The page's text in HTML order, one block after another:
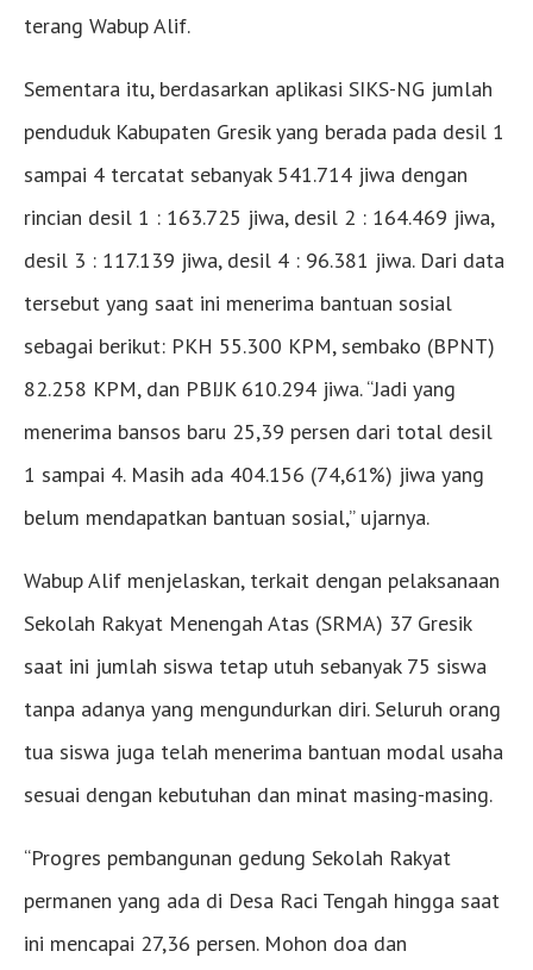
terang Wabup Alif.
Sementara itu, berdasarkan aplikasi SIKS-NG jumlah
penduduk Kabupaten Gresik yang berada pada desil 1
sampai 4 tercatat sebanyak 541.714 jiwa dengan
rincian desil 1 : 163.725 jiwa, desil 2 : 164.469 jiwa,
desil 3 : 117.139 jiwa, desil 4 : 96.381 jiwa. Dari data
tersebut yang saat ini menerima bantuan sosial
sebagai berikut: PKH 55.300 KPM, sembako (BPNT)
82.258 KPM, dan PBIJK 610.294 jiwa. “Jadi yang
menerima bansos baru 25,39 persen dari total desil
1 sampai 4. Masih ada 404.156 (74,61%) jiwa yang
belum mendapatkan bantuan sosial,” ujarnya.
Wabup Alif menjelaskan, terkait dengan pelaksanaan
Sekolah Rakyat Menengah Atas (SRMA) 37 Gresik
saat ini jumlah siswa tetap utuh sebanyak 75 siswa
tanpa adanya yang mengundurkan diri. Seluruh orang
tua siswa juga telah menerima bantuan modal usaha
sesuai dengan kebutuhan dan minat masing-masing.
“Progres pembangunan gedung Sekolah Rakyat
permanen yang ada di Desa Raci Tengah hingga saat
ini mencapai 27,36 persen. Mohon doa dan